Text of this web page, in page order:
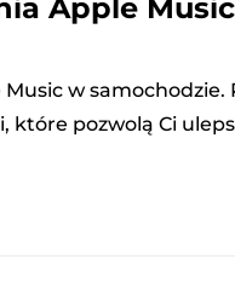
Apple
w samochodzie.
pozwolą Ci